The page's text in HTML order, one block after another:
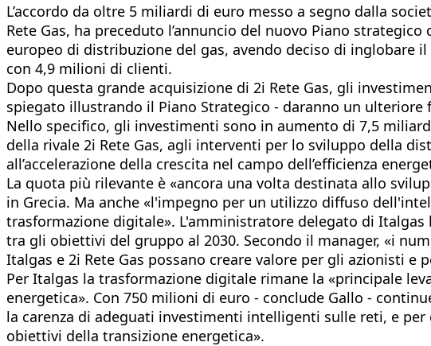
L’accordo da oltre 5 miliardi di euro messo a segno dalla
Rete Gas, ha preceduto l’annuncio del nuovo Piano
europeo di distribuzione del gas, avendo deciso di inglobare
con 4,9 milioni di clienti.
Dopo questa grande acquisizione di 2i Rete Gas, gli
spiegato illustrando il Piano Strategico - daranno un
Nello specifico, gli investimenti sono in aumento di 7,5
della rivale 2i Rete Gas, agli interventi per lo sviluppo della
all’accelerazione della crescita nel campo dell’efficienza
La quota più rilevante è «ancora una volta destinata allo
in Grecia. Ma anche «l'impegno per un utilizzo diffuso
trasformazione digitale». L'amministratore delegato di
tra gli obiettivi del gruppo al 2030. Secondo il manager, «i
Italgas e 2i Rete Gas possano creare valore per gli azionisti
Per Italgas la trasformazione digitale rimane la «principale
energetica». Con 750 milioni di euro - conclude Gallo -
la carenza di adeguati investimenti intelligenti sulle reti, e
obiettivi della transizione energetica».